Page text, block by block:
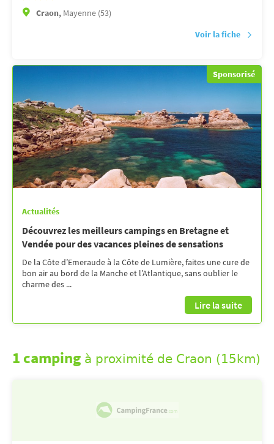
Craon, Mayenne (53)
Voir la fiche
Sponsorisé
Actualités
Découvrez les meilleurs campings en Bretagne et
Vendée pour des vacances pleines de sensations
De la Côte d’Emeraude à la Côte de Lumière, faites une cure de
bon air au bord de la Manche et l’Atlantique, sans oublier le
charme des ...
Lire la suite
1 camping à proximité de Craon (15km)